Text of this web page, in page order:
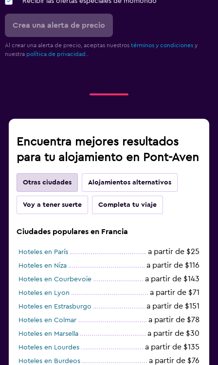
Crea una alerta de precio
Al crear una alerta de precio, aceptas nuestros términos y condiciones y
nuestra política de privacidad.
Encuentra mejores resultados
para tu alojamiento en Pont-Aven
Otras ciudades Alojamientos alternativos
Voy a tener suerte Completa tu viaje
Ciudades populares en Francia
Hoteles en París a partir de $25
Hoteles en Niza a partir de $116
Hoteles en Courbevoie a partir de $143
Hoteles en Lyon a partir de $71
Hoteles en Estrasburgo a partir de $151
Hoteles en Colmar a partir de $78
Hoteles en Marsella a partir de $30
Hoteles en Lourdes a partir de $135
Hoteles en Burdeos a partir de $76